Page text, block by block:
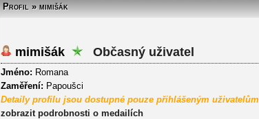
Profil » mimišák
mimišák Občasný uživatel
Jméno: Romana
Zaměření: Papoušci
Detaily profilu jsou dostupné pouze přihlášeným uživatelům
zobrazit podrobnosti o medailích